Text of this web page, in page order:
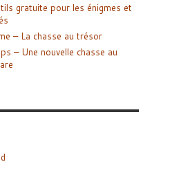
gratuite pour les énigmes et
– La chasse au trésor
– Une nouvelle chasse au